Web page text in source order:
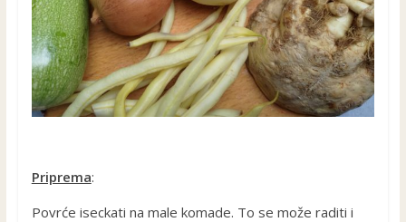
Priprema:
Povrće iseckati na male komade. To se može raditi i